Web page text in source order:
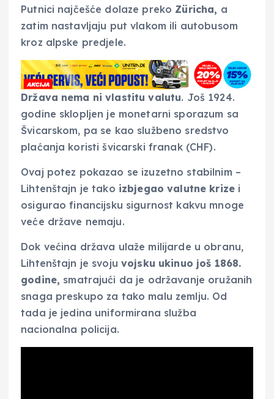
Putnici najčešće dolaze preko Züricha, a
zatim nastavljaju put vlakom ili autobusom
kroz alpske predjele.
Država nema ni vlastitu valutu. Još 1924.
godine sklopljen je monetarni sporazum sa
Švicarskom, pa se kao službeno sredstvo
plaćanja koristi švicarski franak (CHF).
Ovaj potez pokazao se izuzetno stabilnim –
Lihtenštajn je tako izbjegao valutne krize i
osigurao financijsku sigurnost kakvu mnoge
veće države nemaju.
Dok većina država ulaže milijarde u obranu,
Lihtenštajn je svojuvojsku ukinuo još 1868.
godine, smatrajući da je održavanje oružanih
snaga preskupo za tako malu zemlju. Od
tada je jedina uniformirana služba
nacionalna policija.